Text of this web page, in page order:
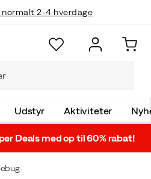
normalt 2-4 hverdage
Udstyr Aktiviteter
Deals med op til 60% rabat!